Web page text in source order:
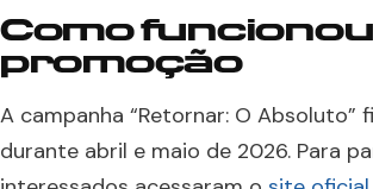
Como
promoção
A campanha “Retornar: O Absoluto”
durante abril e maio de 2026. Para